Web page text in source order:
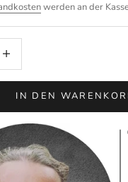
werden an der
IN DEN